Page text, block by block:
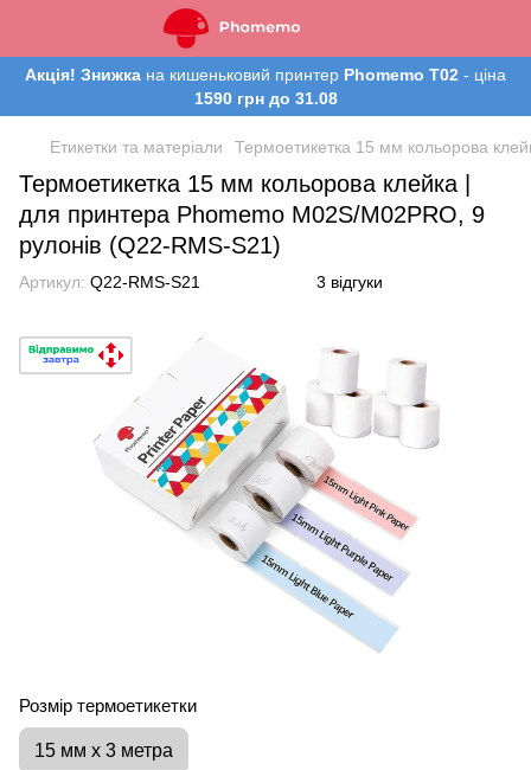
Акція! Знижка на кишеньковий принтер Phomemo T02 - ціна
1590 грн до 31.08
Етикетки та матеріали Термоетикетка 15 мм кольорова
Термоетикетка 15 мм кольорова клейка |
для принтера Phomemo M02S/M02PRO, 9
рулонів (Q22-RMS-S21)
Артикул: Q22-RMS-S21 3 відгуки
Розмір термоетикетки
15 мм х 3 метра